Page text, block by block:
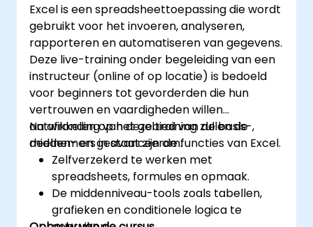
Taakautomatisering met behulp van
macros en VBA voor een efficiëntere
workflow.
Excel is een spreadsheettoepassing die wordt
gebruikt voor het invoeren, analyseren,
rapporteren en automatiseren van gegevens.
Deze live-training onder begeleiding van een
instructeur (online of op locatie) is bedoeld
voor beginners tot gevorderden die hun
vertrouwen en vaardigheden willen
ontwikkelen op het gebied van de basis-,
midden- en geavanceerde functies van Excel.
Na afronding van deze training zullen de
deelnemers in staat zijn om:
Zelfverzekerd te werken met
spreadsheets, formules en opmaak.
De middenniveau-tools zoals tabellen,
grafieken en conditionele logica te